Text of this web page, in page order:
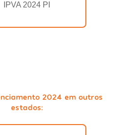
IPVA 2024 PI
2024 em outros
estados: